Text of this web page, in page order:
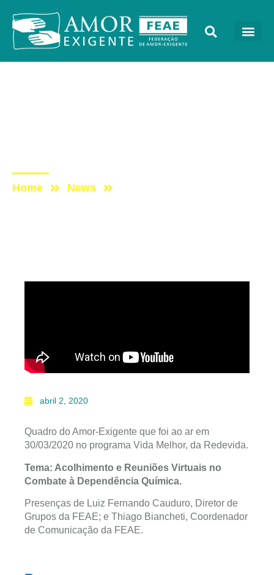
Home News
abril 2, 2020
Quadro do Amor-Exigente que foi ao ar em
30/03/2020 no programa Vida Melhor, da Redevida.
Tema: Acolhimento e Reuniões Virtuais no
Combate à Dependência Química.
Presenças de Luiz Fernando Cauduro, Diretor de
Grupos da FEAE; e Thiago Biancheti, Coordenador
de Comunicação da FEAE.